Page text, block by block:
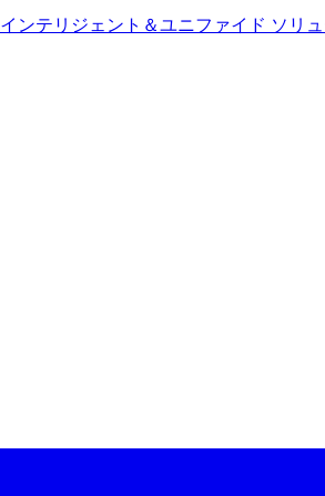
インテリジェント＆ユニファイド ソリ